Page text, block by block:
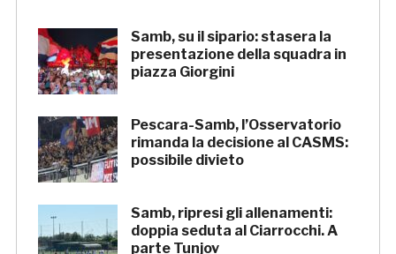
Samb, su il sipario: stasera la
presentazione della squadra in
piazza Giorgini
Pescara-Samb, l’Osservatorio
rimanda la decisione al CASMS:
possibile divieto
Samb, ripresi gli allenamenti:
doppia seduta al Ciarrocchi. A
parte Tunjov